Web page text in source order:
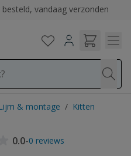
vandaag verzonden
Lijm & montage / Kitten
0.0-0 reviews